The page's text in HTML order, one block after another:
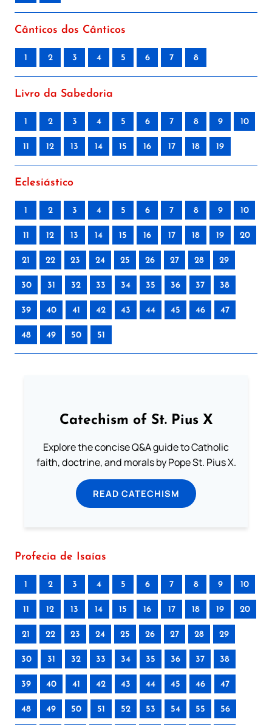
Cânticos dos Cânticos
1 2 3 4 5 6 7 8
Livro da Sabedoria
1 2 3 4 5 6 7 8 9 10
11 12 13 14 15 16 17 18 19
Eclesiástico
1 2 3 4 5 6 7 8 9 10
11 12 13 14 15 16 17 18 19 20
21 22 23 24 25 26 27 28 29
30 31 32 33 34 35 36 37 38
39 40 41 42 43 44 45 46 47
48 49 50 51
Catechism of St. Pius X
Explore the concise Q&A guide to Catholic
faith, doctrine, and morals by Pope St. Pius X.
READ CATECHISM
Profecia de Isaías
1 2 3 4 5 6 7 8 9 10
11 12 13 14 15 16 17 18 19 20
21 22 23 24 25 26 27 28 29
30 31 32 33 34 35 36 37 38
39 40 41 42 43 44 45 46 47
48 49 50 51 52 53 54 55 56